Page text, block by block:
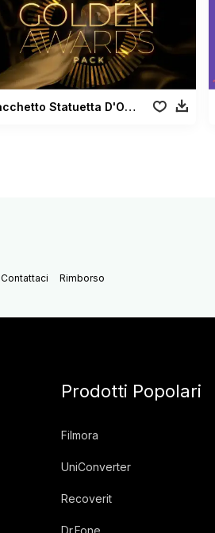
Pacchetto Statuetta D'Oro
Contattaci Rimborso
Prodotti Popolari
Filmora
UniConverter
Recoverit
Dr.Fone